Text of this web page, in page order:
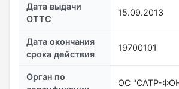
Дата выдачи
ОТТС
15.09.2013
Дата окончания
срока действия
19700101
Орган по
ОС "САТР-